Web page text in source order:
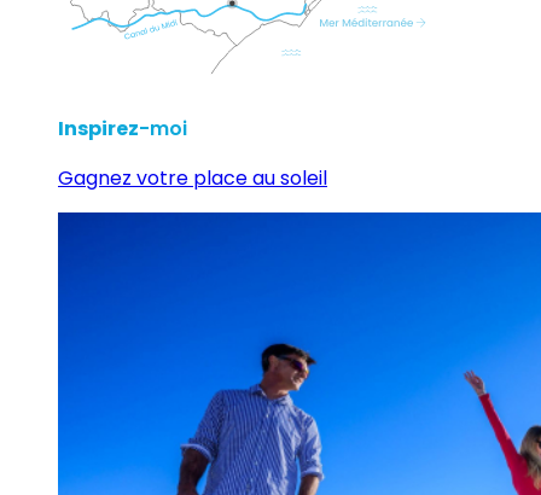
Inspirez-moi
Gagnez votre place au soleil